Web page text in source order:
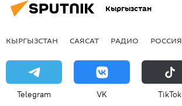
Кыргызстан
КЫРГЫЗСТАН САЯСАТ РАДИО РОССИЯ
Telegram VK ТikТоk